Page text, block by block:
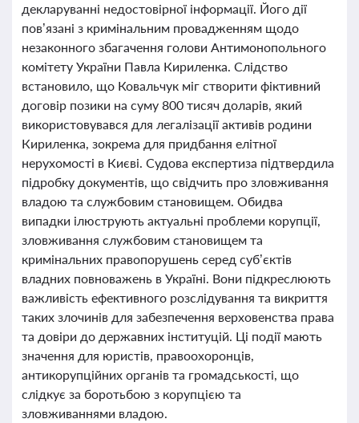
декларуванні недостовірної інформації. Його дії
пов’язані з кримінальним провадженням щодо
незаконного збагачення голови Антимонопольного
комітету України Павла Кириленка. Слідство
встановило, що Ковальчук міг створити фіктивний
договір позики на суму 800 тисяч доларів, який
використовувався для легалізації активів родини
Кириленка, зокрема для придбання елітної
нерухомості в Києві. Судова експертиза підтвердила
підробку документів, що свідчить про зловживання
владою та службовим становищем. Обидва
випадки ілюструють актуальні проблеми корупції,
зловживання службовим становищем та
кримінальних правопорушень серед суб’єктів
владних повноважень в Україні. Вони підкреслюють
важливість ефективного розслідування та викриття
таких злочинів для забезпечення верховенства права
та довіри до державних інституцій. Ці події мають
значення для юристів, правоохоронців,
антикорупційних органів та громадськості, що
слідкує за боротьбою з корупцією та
зловживаннями владою.